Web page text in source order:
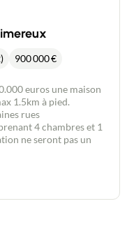
900 000€
euros une maison
1.5km à pied.
rues
4 chambres et 1
ne seront pas un